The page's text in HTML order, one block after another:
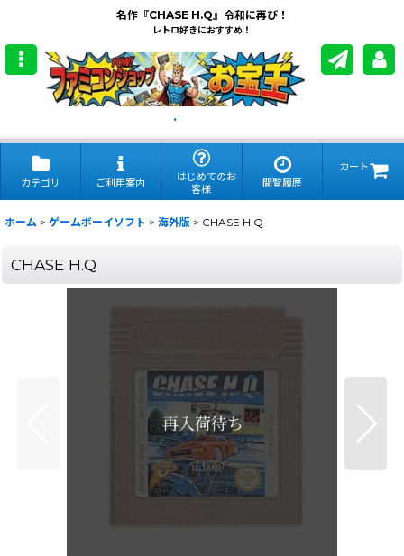
名作『CHASE H.Q』令和に再び！
レトロ好きにおすすめ！
.
カテゴリ ご利用案内
はじめてのお
客様
閲覧履歴
カート
ホーム > ゲームボーイソフト > 海外版 > CHASE H.Q
CHASE H.Q